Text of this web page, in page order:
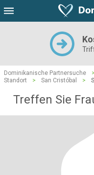
Dominikanische Partnersuche >
Standort
> San Cristóbal >
Treffen Sie